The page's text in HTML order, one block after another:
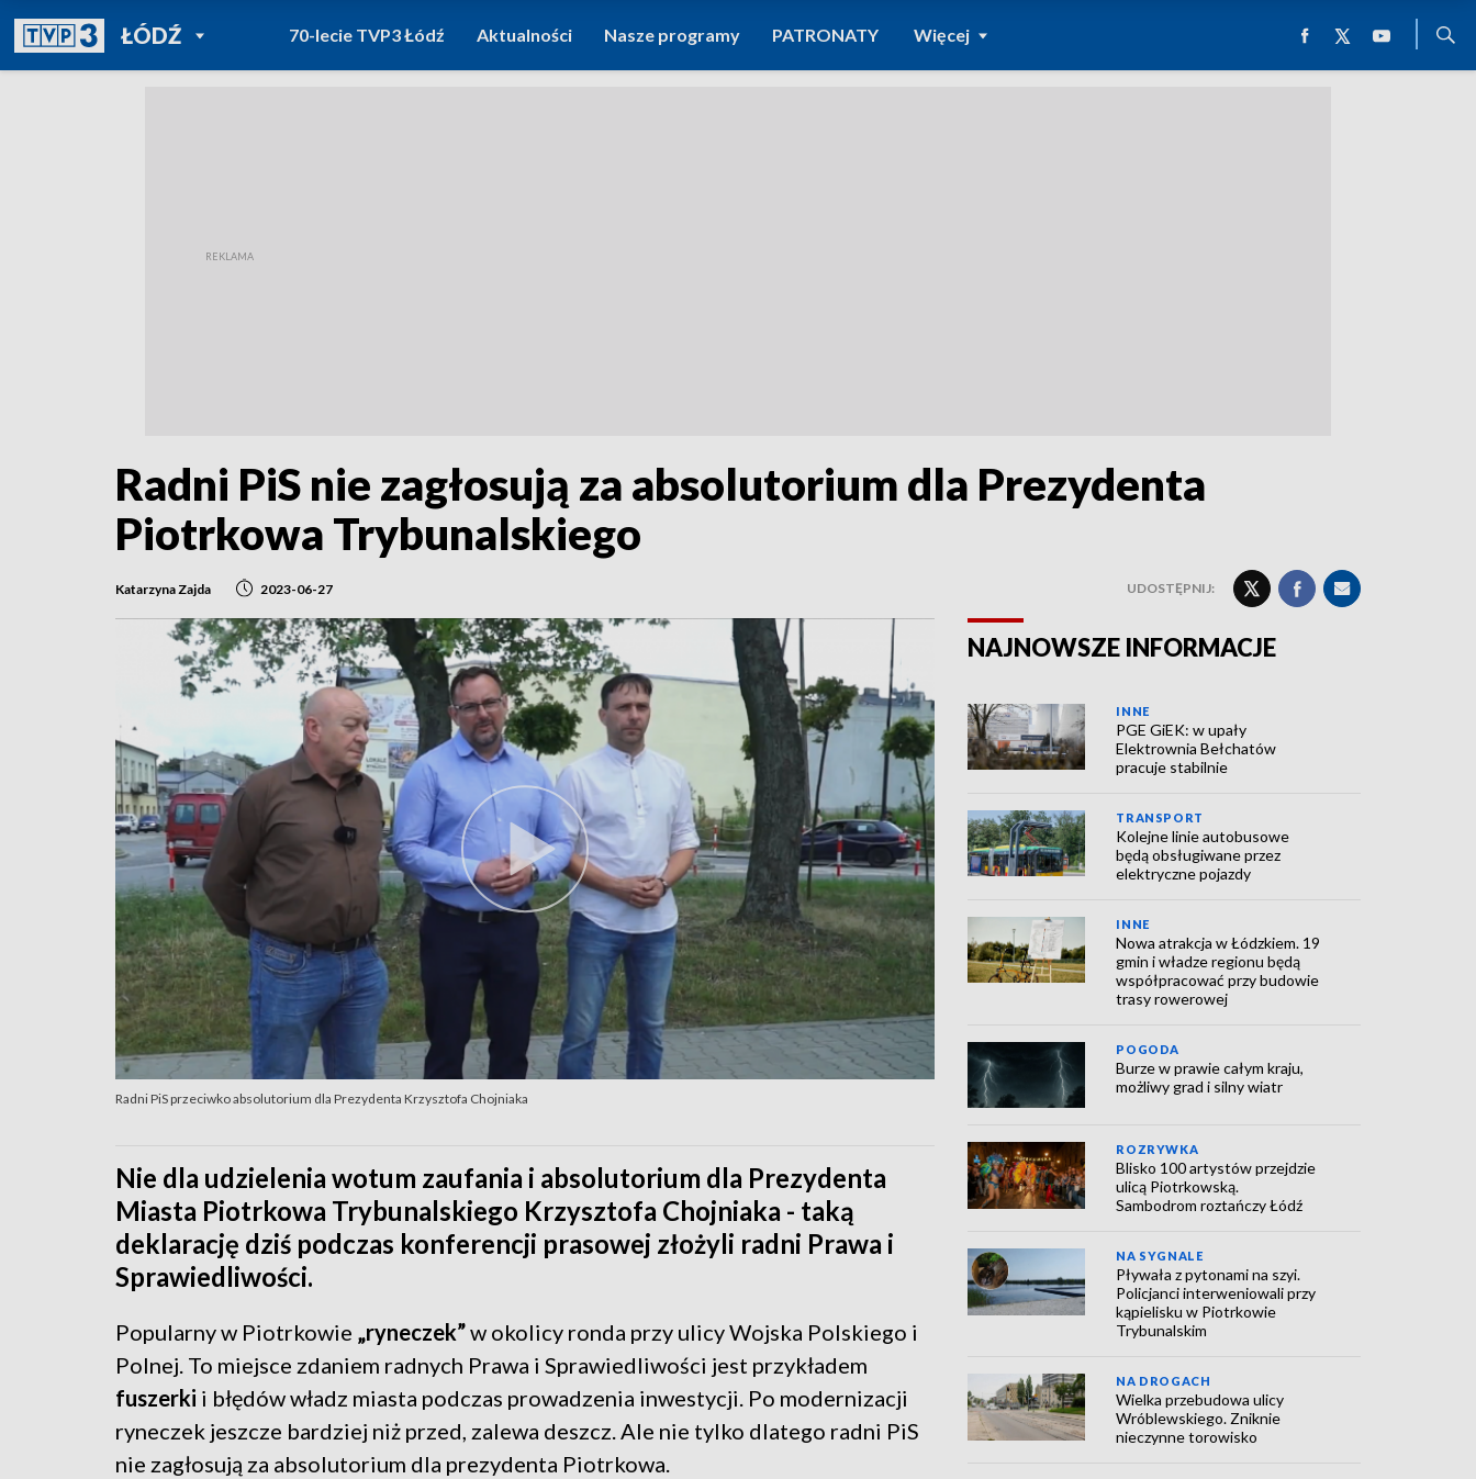
ŁÓDŹPOWRÓT DO
TVP REGIONY
70-lecie TVP3 Łódź Aktualności Nasze programy PATRONATY Więcej
Radni PiS nie zagłosują za absolutorium dla Prezydenta
Piotrkowa Trybunalskiego
Katarzyna Zajda 2023-06-27 UDOSTĘPNIJ:
Radni PiS przeciwko absolutorium dla Prezydenta Krzysztofa Chojniaka
Nie dla udzielenia wotum zaufania i absolutorium dla Prezydenta
Miasta Piotrkowa Trybunalskiego Krzysztofa Chojniaka - taką
deklarację dziś podczas konferencji prasowej złożyli radni Prawa i
Sprawiedliwości.
Popularny w Piotrkowie „ryneczek”w okolicy ronda przy ulicy Wojska Polskiego i
Polnej. To miejsce zdaniem radnych Prawa i Sprawiedliwości jest przykładem
fuszerki i błędów władz miasta podczas prowadzenia inwestycji. Po modernizacji
ryneczek jeszcze bardziej niż przed, zalewa deszcz. Ale nie tylko dlatego radni PiS
nie zagłosują za absolutorium dla prezydenta Piotrkowa.
NAJNOWSZE INFORMACJE
INNE
PGE GiEK: w upały
Elektrownia Bełchatów
pracuje stabilnie
TRANSPORT
Kolejne linie autobusowe
będą obsługiwane przez
elektryczne pojazdy
INNE
Nowa atrakcja w Łódzkiem. 19
gmin i władze regionu będą
współpracować przy budowie
trasy rowerowej
POGODA
Burze w prawie całym kraju,
możliwy grad i silny wiatr
ROZRYWKA
Blisko 100 artystów przejdzie
ulicą Piotrkowską.
Sambodrom roztańczy Łódź
NA SYGNALE
Pływała z pytonami na szyi.
Policjanci interweniowali przy
kąpielisku w Piotrkowie
Trybunalskim
NA DROGACH
Wielka przebudowa ulicy
Wróblewskiego. Zniknie
nieczynne torowisko